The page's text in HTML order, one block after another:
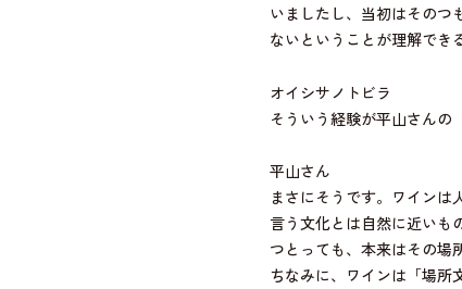
いましたし、当初はそのつ
ないということが理解でき
オイシサノトビラ
そういう経験が平山さんの
平山さん
まさにそうです。ワイン
言う文化とは自然に近いも
つとっても、本来はその場
ちなみに、ワインは「場所